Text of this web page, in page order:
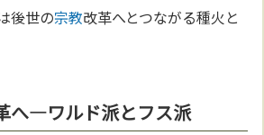
後世の宗教改革へとつながる種火と
へ—ワルド派とフス派